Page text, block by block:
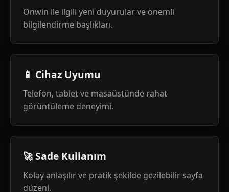
Onwin ile ilgili yeni duyurular ve önemli
bilgilendirme başlıkları.
📱 Cihaz Uyumu
Telefon, tablet ve masaüstünde rahat
görüntüleme deneyimi.
🚀 Sade Kullanım
Kolay anlaşılır ve pratik şekilde gezilebilir sayfa
düzeni.